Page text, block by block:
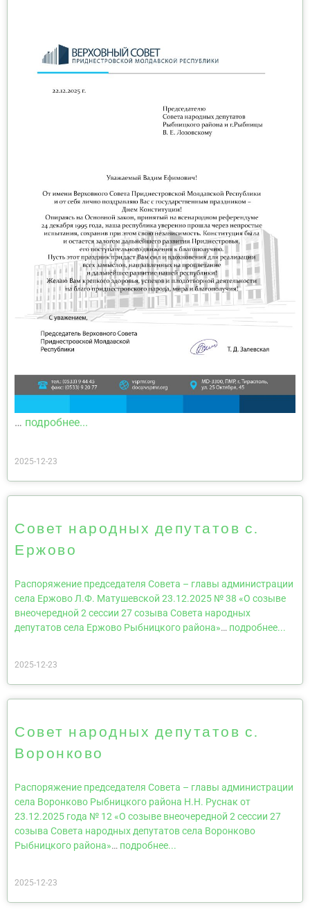
… подробнее...
2025-12-23
Совет народных депутатов с.
Ержово
Распоряжение председателя Совета – главы администрации
села Ержово Л.Ф. Матушевской 23.12.2025 № 38 «О созыве
внеочередной 2 сессии 27 созыва Совета народных
депутатов села Ержово Рыбницкого района»… подробнее...
2025-12-23
Совет народных депутатов с.
Воронково
Распоряжение председателя Совета – главы администрации
села Воронково Рыбницкого района Н.Н. Руснак от
23.12.2025 года № 12 «О созыве внеочередной 2 сессии 27
созыва Совета народных депутатов села Воронково
Рыбницкого района»… подробнее...
2025-12-23